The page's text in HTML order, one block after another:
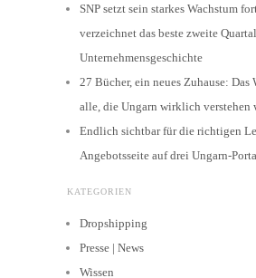
SNP setzt sein starkes Wachstum
verzeichnet das beste zweite
Unternehmensgeschichte
27 Bücher, ein neues Zuhause: Das
alle, die Ungarn wirklich verstehen
Endlich sichtbar für die richtigen
Angebotsseite auf drei Ungarn-
KATEGORIEN
Dropshipping
Presse | News
Wissen